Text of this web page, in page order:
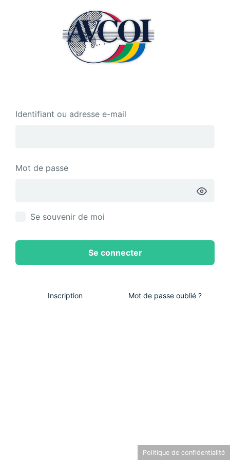
connecter
Identifiant ou adresse e-mail
Mot de passe
Se souvenir de moi
Inscription Mot de passe oublié ?
Politique de confidentialité